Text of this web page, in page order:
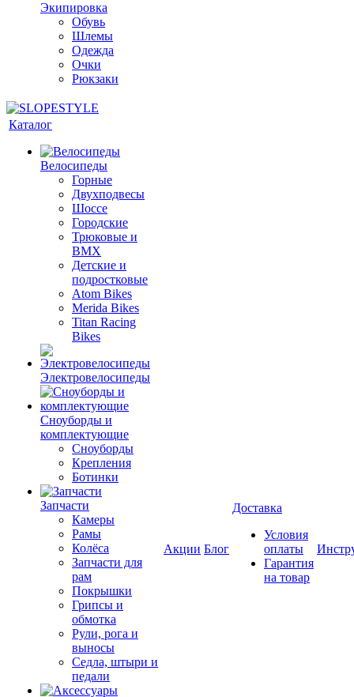
Экипировка
Обувь
Шлемы
Одежда
Очки
Рюкзаки
Каталог
Велосипеды
Горные
Двухподвесы
Шоссе
Городские
Трюковые и
BMX
Детские и
подростковые
Atom Bikes
Merida Bikes
Titan Racing
Bikes
Электровелосипеды
Cноуборды и
комплектующие
Сноуборды
Крепления
Ботинки
Запчасти
Камеры
Рамы
Колёса
Запчасти для
рам
Покрышки
Грипсы и
обмотка
Рули, рога и
выносы
Седла, штыри и
педали
Акции Блог
Доставка
Условия
оплаты
Гарантия
на товар